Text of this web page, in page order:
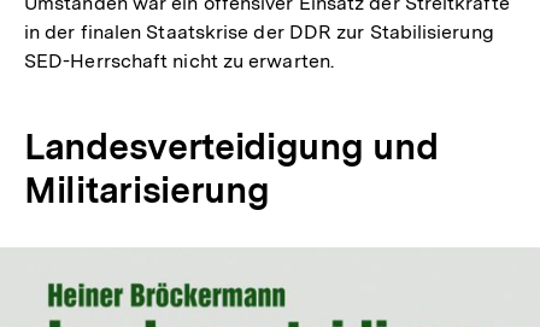
in der finalen Staatskrise der DDR zur Stabilisierung
SED-Herrschaft nicht zu erwarten.
Landesverteidigung und
Militarisierung